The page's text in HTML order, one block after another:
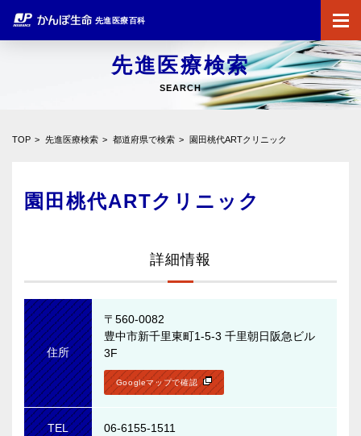
先進医療百科
先進医療検索
SEARCH
TOP 先進医療検索 都道府県で検索 園田桃代ARTクリニック
園田桃代ARTクリニック
詳細情報
住所
〒560-0082
豊中市新千里東町1-5-3 千里朝日阪急ビル
3F
Googleマップで確認
TEL 06-6155-1511